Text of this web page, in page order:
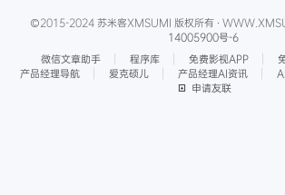
©2015-2024 苏米客XMSUMI 版权所有 ·
14005900号-6
微信文章助手
程序库 免费影视APP
产品经理导航
爱克硕儿 产品经理AI资讯
申请友联